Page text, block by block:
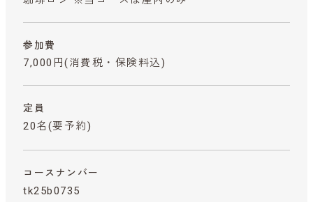
参加費
7,000円 (消費税・保険料込)
定員
20名(要予約)
コースナンバー
tk25b0735